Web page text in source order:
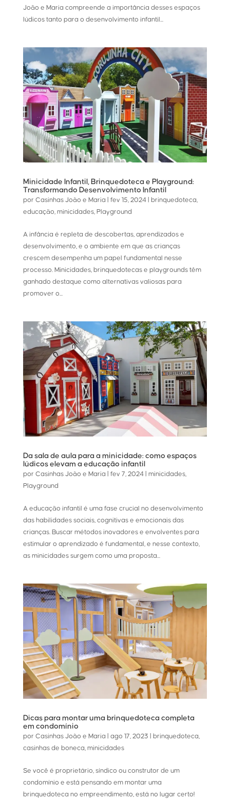
João e Maria compreende a importância desses espaços
lúdicos tanto para o desenvolvimento infantil...
Minicidade Infantil, Brinquedoteca e Playground:
Transformando Desenvolvimento Infantil
por Casinhas João e Maria fev 15, 2024| brinquedoteca
educação minicidades, Playground
A infância é repleta de descobertas, aprendizados e
desenvolvimento, e o ambiente em que as crianças
crescem desempenha um papel fundamental nesse
processo. Minicidades, brinquedotecas e playgrounds têm
ganhado destaque como alternativas valiosas para
promover o...
Da sala de aula para a minicidade: como espaços
lúdicos elevam a educação infantil
por Casinhas João e Maria fev 7, 2024| minicidades,
Playground
A educação infantil é uma fase crucial no desenvolvimento
das habilidades sociais, cognitivas e emocionais das
crianças. Buscar métodos inovadores e envolventes para
estimular o aprendizado é fundamental, e nesse contexto,
as minicidades surgem como uma proposta...
Dicas para montar uma brinquedoteca completa
em condomínio
por Casinhas João e Maria ago 17, 2023 brinquedoteca
casinhas de boneca minicidades
Se você é proprietário, síndico ou construtor de um
condomínio e está pensando em montar uma
brinquedoteca no empreendimento, está no lugar certo!